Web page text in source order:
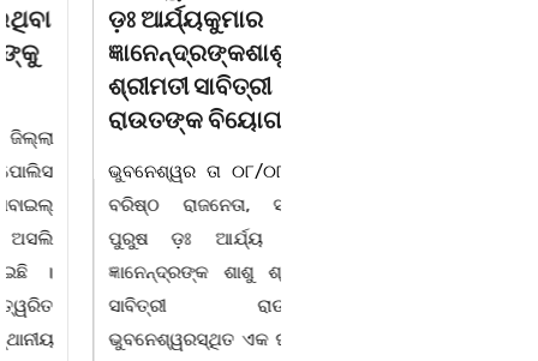
ଡ଼ଃ ଆର୍ଯ୍ୟକୁମାର
ଜ୍ଞାନେନ୍ଦ୍ରଙ୍କଶାଶୁ
ଶ୍ରୀମତୀ ସାବିତ୍ରୀ
ରାଉତଙ୍କ ବିୟୋଗ
ଭୁବନେଶ୍ୱର ତା ୦୮/୦୮/୨୬ :
ବରିଷ୍ଠ ରାଜନେତା, ସଂସ୍କୃତି
ପୁରୁଷ ଡ଼ଃ ଆର୍ଯ୍ୟ କୁମାର
ଜ୍ଞାନେନ୍ଦ୍ରଙ୍କ ଶାଶୁ ଶ୍ରୀମତୀ
ସାବିତ୍ରୀ ରାଉତଙ୍କ
ଭୁବନେଶ୍ୱରସ୍ଥିତ ଏକ ଘରୋଇ